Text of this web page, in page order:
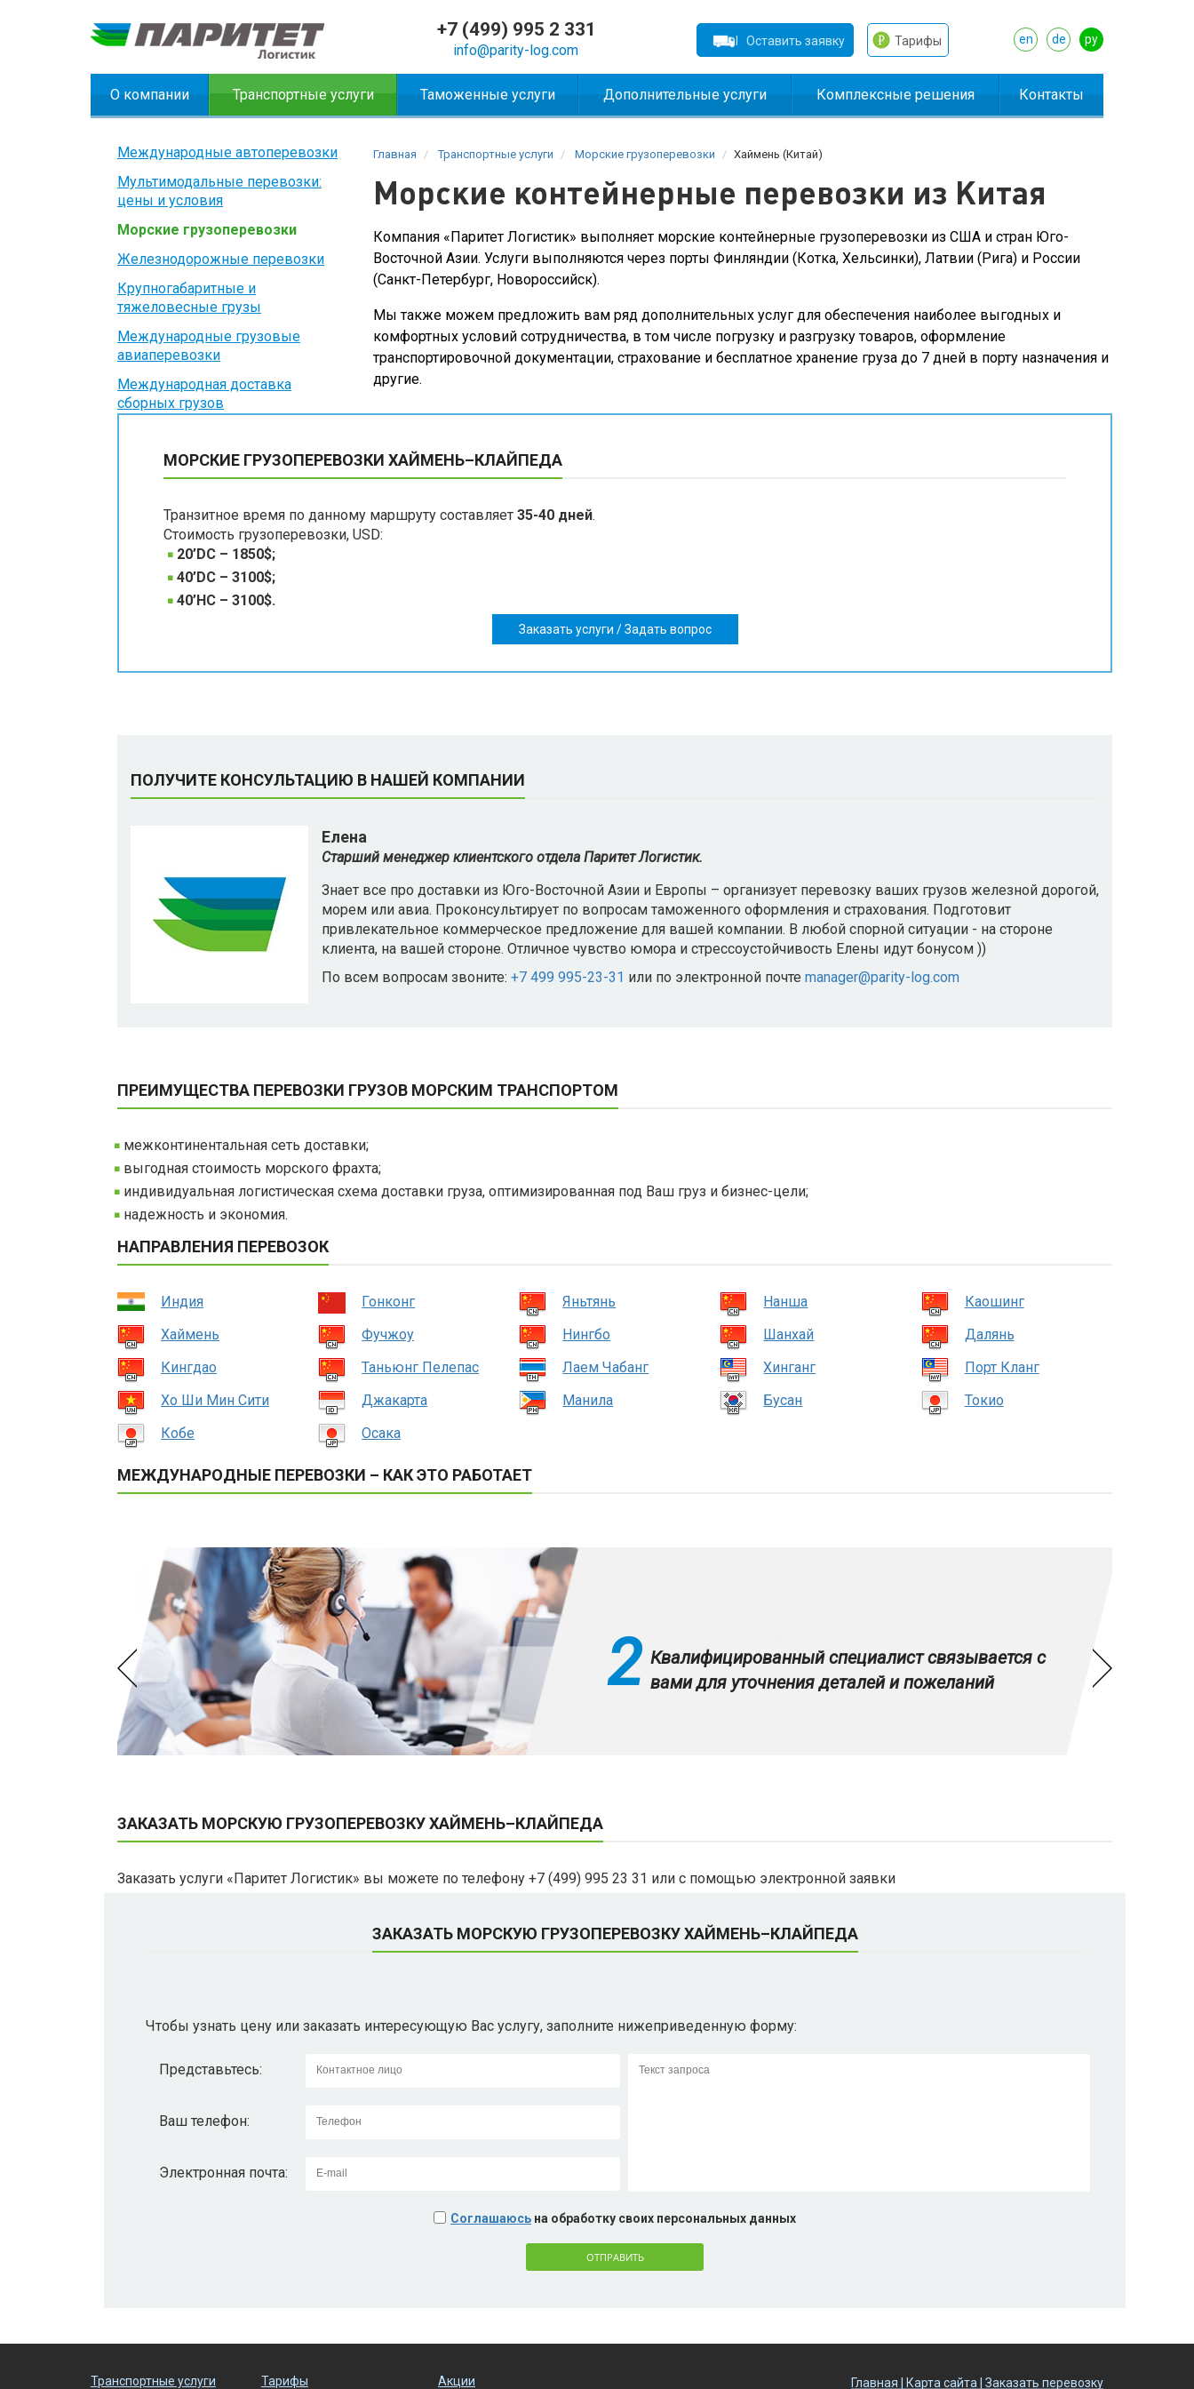
+7 (499) 995 2 331
info@parity-log.com
Оставить заявку Тарифы en de ру
О компании Транспортные услуги Таможенные услуги Дополнительные услуги Комплексные решения Контакты
Международные автоперевозки
Мультимодальные перевозки:
цены и условия
Морские грузоперевозки
Железнодорожные перевозки
Крупногабаритные и
тяжеловесные грузы
Международные грузовые
авиаперевозки
Международная доставка
сборных грузов
Главная Транспортные услуги Морские грузоперевозки Хаймень (Китай)
Морские контейнерные перевозки из Китая
Компания «Паритет Логистик» выполняет морские контейнерные грузоперевозки из США и стран Юго-
Восточной Азии. Услуги выполняются через порты Финляндии (Котка, Хельсинки), Латвии (Рига) и России
(Санкт-Петербург, Новороссийск).
Мы также можем предложить вам ряд дополнительных услуг для обеспечения наиболее выгодных и
комфортных условий сотрудничества, в том числе погрузку и разгрузку товаров, оформление
транспортировочной документации, страхование и бесплатное хранение груза до 7 дней в порту назначения и
другие.
МОРСКИЕ ГРУЗОПЕРЕВОЗКИ ХАЙМЕНЬ–КЛАЙПЕДА
Транзитное время по данному маршруту составляет 35-40 дней.
Стоимость грузоперевозки, USD:
20’DC – 1850$;
40’DC – 3100$;
40’HC – 3100$.
Заказать услуги / Задать вопрос
ПОЛУЧИТЕ КОНСУЛЬТАЦИЮ В НАШЕЙ КОМПАНИИ
Елена
Старший менеджер клиентского отдела Паритет Логистик.
Знает все про доставки из Юго-Восточной Азии и Европы – организует перевозку ваших грузов железной дорогой,
морем или авиа. Проконсультирует по вопросам таможенного оформления и страхования. Подготовит
привлекательное коммерческое предложение для вашей компании. В любой спорной ситуации - на стороне
клиента, на вашей стороне. Отличное чувство юмора и стрессоустойчивость Елены идут бонусом ))
По всем вопросам звоните: +7 499 995-23-31 или по электронной почте manager@parity-log.com
ПРЕИМУЩЕСТВА ПЕРЕВОЗКИ ГРУЗОВ МОРСКИМ ТРАНСПОРТОМ
межконтинентальная сеть доставки;
выгодная стоимость морского фрахта;
индивидуальная логистическая схема доставки груза, оптимизированная под Ваш груз и бизнес-цели;
надежность и экономия.
НАПРАВЛЕНИЯ ПЕРЕВОЗОК
Индия Гонконг Яньтянь Нанша
Каошинг
Хаймень
Фучжоу Нингбо Шанхай
Далянь
Кингдао
Таньюнг Пелепас Лаем Чабанг Хинганг
Порт Кланг
Хо Ши Мин Сити
Джакарта Манила Бусан
Токио
Кобе
Осака
МЕЖДУНАРОДНЫЕ ПЕРЕВОЗКИ – КАК ЭТО РАБОТАЕТ
2 Квалифицированный специалист связывается с
вами для уточнения деталей и пожеланий
ЗАКАЗАТЬ МОРСКУЮ ГРУЗОПЕРЕВОЗКУ ХАЙМЕНЬ–КЛАЙПЕДА
Заказать услуги «Паритет Логистик» вы можете по телефону +7 (499) 995 23 31 или с помощью электронной заявки
ЗАКАЗАТЬ МОРСКУЮ ГРУЗОПЕРЕВОЗКУ ХАЙМЕНЬ–КЛАЙПЕДА
Чтобы узнать цену или заказать интересующую Вас услугу, заполните нижеприведенную форму:
Представьтесь:
Ваш телефон:
Электронная почта:
Соглашаюсь на обработку своих персональных данных
ОТПРАВИТЬ
Транспортные услуги Тарифы Акции Главная Карта сайта Заказать перевозку